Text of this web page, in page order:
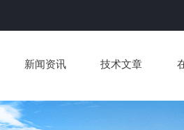
新闻资讯 技术文章